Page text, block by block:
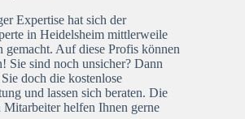
Expertise hat sich der
in Heidelsheim mittlerweile
gemacht. Auf diese Profis können
Sie sind noch unsicher? Dann
doch die kostenlose
und lassen sich beraten. Die
Mitarbeiter helfen Ihnen gerne